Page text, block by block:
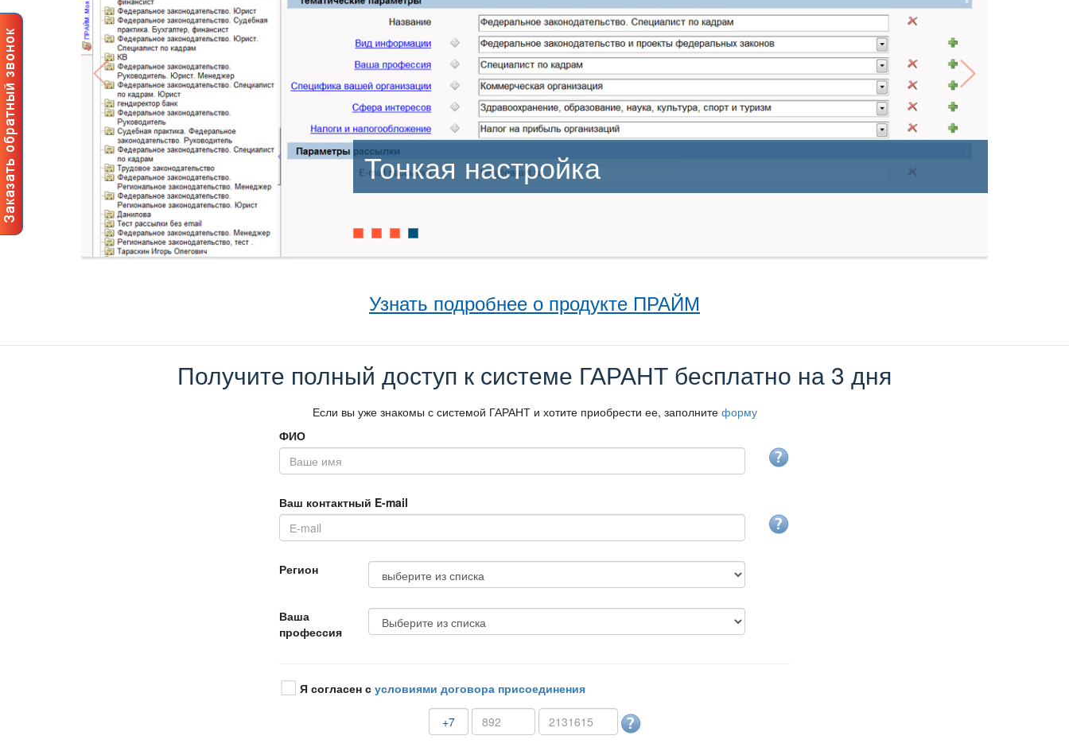
Тонкая настройка
Узнать подробнее о продукте ПРАЙМ
Получите полный доступ к системе ГАРАНТ бесплатно на 3 дня
Если вы уже знакомы с системой ГАРАНТ и хотите приобрести ее, заполните форму
ФИО
аш контактный E-mail
Регион
аша
профессия
Я согласен с условиями договора присоединения
+7